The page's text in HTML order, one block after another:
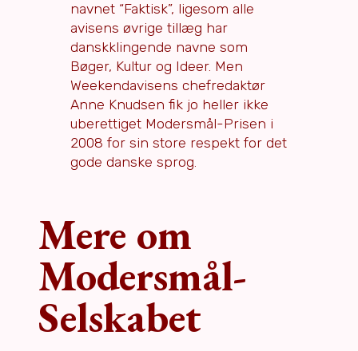
navnet “Faktisk”, ligesom alle
avisens øvrige tillæg har
danskklingende navne som
Bøger, Kultur og Ideer. Men
Weekendavisens chefredaktør
Anne Knudsen fik jo heller ikke
uberettiget Modersmål-Prisen i
2008 for sin store respekt for det
gode danske sprog.
Mere om
Modersmål-
Selskabet